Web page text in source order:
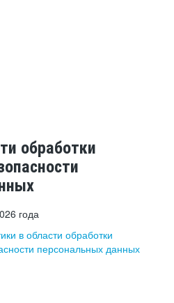
обработки
года
в области обработки
персональных данных